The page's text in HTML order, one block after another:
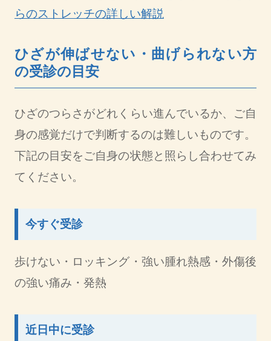
らのストレッチの詳しい解説
ひざが伸ばせない・曲げられない方
の受診の目安
ひざのつらさがどれくらい進んでいるか、ご自
身の感覚だけで判断するのは難しいものです。
下記の目安をご自身の状態と照らし合わせてみ
てください。
今すぐ受診
歩けない・ロッキング・強い腫れ熱感・外傷後
の強い痛み・発熱
近日中に受診